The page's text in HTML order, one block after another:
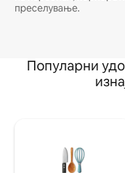
преселување.
Популарни